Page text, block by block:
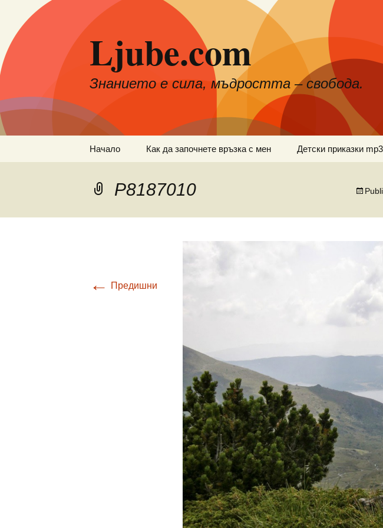
съдържанието
Ljube.com
Знанието е сила, мъдростта – свобода.
Начало Как да започнете връзка с мен Детски приказки mp3
P8187010
← Предишни